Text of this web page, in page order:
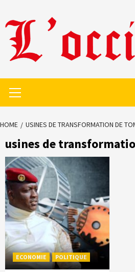
to
content
Menu
HOME USINES DE TRANSFORMATION DE
usines de
ECONOMIE POLITIQUE